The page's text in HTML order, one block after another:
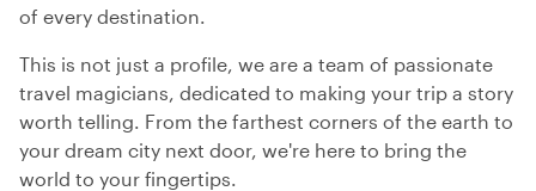
of every destination.
This is not just a profile, we are a team of passionate
travel magicians, dedicated to making your trip a story
worth telling. From the farthest corners of the earth to
your dream city next door, we're here to bring the
world to your fingertips.